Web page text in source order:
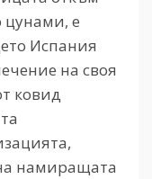
цунами, е
Испания
на своя
ковид
намиращата